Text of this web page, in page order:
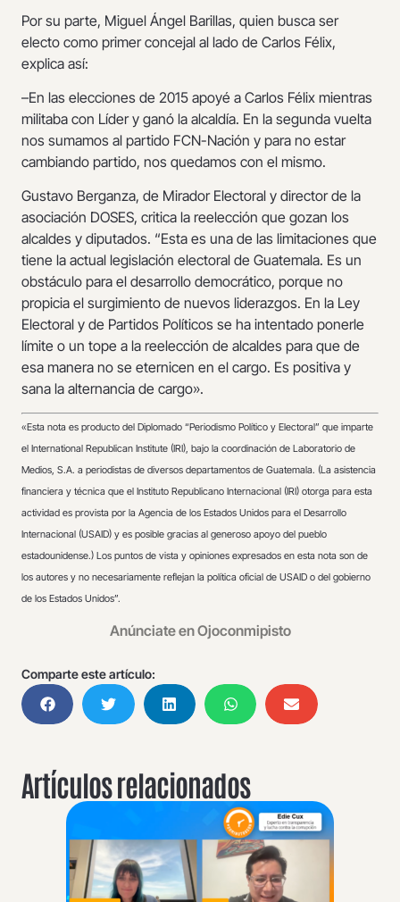
Por su parte, Miguel Ángel Barillas, quien busca ser
electo como primer concejal al lado de Carlos Félix,
explica así:
–En las elecciones de 2015 apoyé a Carlos Félix mientras
militaba con Líder y ganó la alcaldía. En la segunda vuelta
nos sumamos al partido FCN-Nación y para no estar
cambiando partido, nos quedamos con el mismo.
Gustavo Berganza, de Mirador Electoral y director de la
asociación DOSES, critica la reelección que gozan los
alcaldes y diputados. “Esta es una de las limitaciones que
tiene la actual legislación electoral de Guatemala. Es un
obstáculo para el desarrollo democrático, porque no
propicia el surgimiento de nuevos liderazgos. En la Ley
Electoral y de Partidos Políticos se ha intentado ponerle
límite o un tope a la reelección de alcaldes para que de
esa manera no se eternicen en el cargo. Es positiva y
sana la alternancia de cargo».
«Esta nota es producto del Diplomado “Periodismo Político y Electoral” que imparte
el International Republican Institute (IRI), bajo la coordinación de Laboratorio de
Medios, S.A. a periodistas de diversos departamentos de Guatemala. (La asistencia
financiera y técnica que el Instituto Republicano Internacional (IRI) otorga para esta
actividad es provista por la Agencia de los Estados Unidos para el Desarrollo
Internacional (USAID) y es posible gracias al generoso apoyo del pueblo
estadounidense.) Los puntos de vista y opiniones expresados en esta nota son de
los autores y no necesariamente reflejan la política oficial de USAID o del gobierno
de los Estados Unidos”.
Anúnciate en Ojoconmipisto
Comparte este artículo:
Artículos relacionados